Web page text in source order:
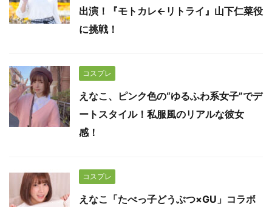
出演！『モトカレ←リトライ』山下仁菜役
に挑戦！
コスプレ
えなこ、ピンク色の“ゆるふわ系女子”でデ
ートスタイル！私服風のリアルな彼女
感！
コスプレ
えなこ「たべっ子どうぶつ×GU」コラボ